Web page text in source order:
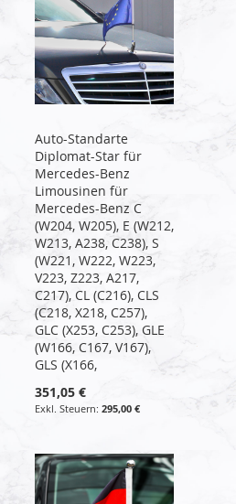
Auto-Standarte
Diplomat-Star für
Mercedes-Benz
Limousinen für
Mercedes-Benz C
(W204, W205), E (W212,
W213, A238, C238), S
(W221, W222, W223,
V223, Z223, A217,
C217), CL (C216), CLS
(C218, X218, C257),
GLC (X253, C253), GLE
(W166, C167, V167),
GLS (X166,
351,05 €
295,00 €